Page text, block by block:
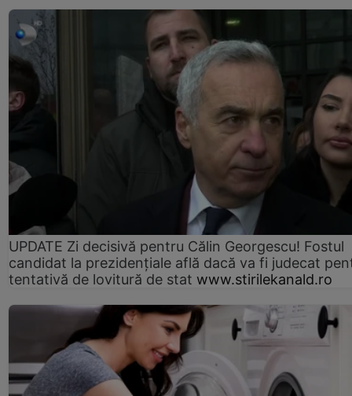
UPDATE Zi decisivă pentru Călin Georgescu! Fostul
candidat la prezidențiale află dacă va fi judecat
tentativă de lovitură de stat www.stirilekanald.ro